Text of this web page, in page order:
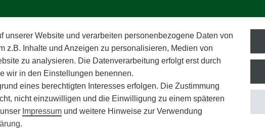
VERANSTALTUNGEN
APOTHEKERSCHRANK
Website und verarbeiten personenbezogene Daten von
z.B. Inhalte und Anzeigen zu personalisieren, Medien von
zu analysieren. Die Datenverarbeitung erfolgt erst durch
wir in den Einstellungen benennen.
eines berechtigten Interesses erfolgen. Die Zustimmung
nicht einzuwilligen und die Einwilligung zu einem späteren
Impressum und weitere Hinweise zur Verwendung
.